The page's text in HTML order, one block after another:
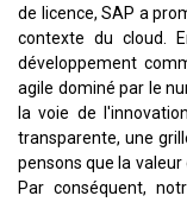
de licence, SAP a
contexte du cloud.
développement
agile dominé par le
la voie de
transparente, une
pensons que la
Par conséquent,